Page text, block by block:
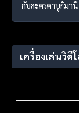
กับละครคาบูกิมานี้.
เครื่องเล่นวิดี